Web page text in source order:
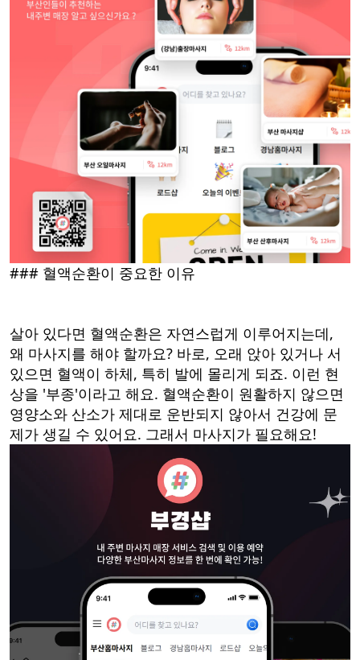
### 혈액순환이 중요한 이유
살아 있다면 혈액순환은 자연스럽게 이루어지는데,
왜 마사지를 해야 할까요? 바로, 오래 앉아 있거나 서
있으면 혈액이 하체, 특히 발에 몰리게 되죠. 이런 현
상을 '부종'이라고 해요. 혈액순환이 원활하지 않으면
영양소와 산소가 제대로 운반되지 않아서 건강에 문
제가 생길 수 있어요. 그래서 마사지가 필요해요!